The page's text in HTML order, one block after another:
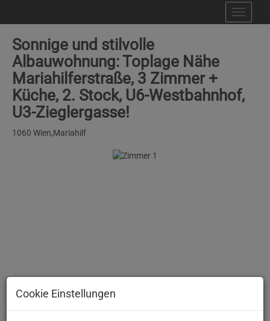
Sonnige und stilvolle
Albauwohnung: Toplage Nähe
Mariahilferstraße, 3 Zimmer +
Küche, 2. Stock, U6-Westbahnhof,
U3-Zieglergasse!
1060 Wien,Mariahilf
Cookie Einstellungen